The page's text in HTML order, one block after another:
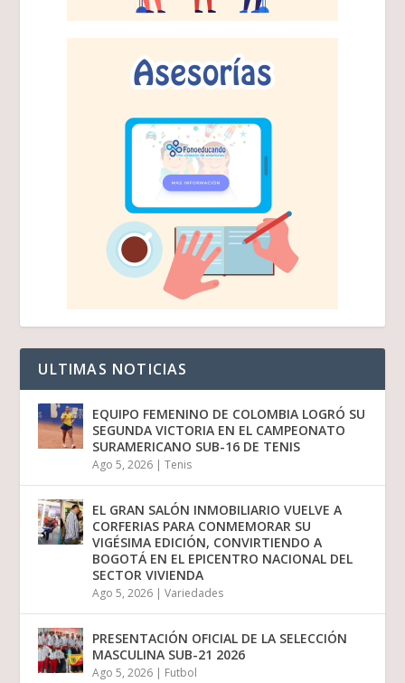
ULTIMAS NOTICIAS
EQUIPO FEMENINO DE COLOMBIA LOGRÓ SU
SEGUNDA VICTORIA EN EL CAMPEONATO
SURAMERICANO SUB-16 DE TENIS
Ago 5, 2026 |Tenis
EL GRAN SALÓN INMOBILIARIO VUELVE A
CORFERIAS PARA CONMEMORAR SU
VIGÉSIMA EDICIÓN, CONVIRTIENDO A
BOGOTÁ EN EL EPICENTRO NACIONAL DEL
SECTOR VIVIENDA
Ago 5, 2026 |Variedades
PRESENTACIÓN OFICIAL DE LA SELECCIÓN
MASCULINA SUB-21 2026
Ago 5, 2026 | Futbol